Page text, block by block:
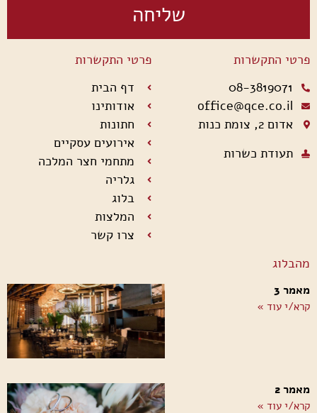
שליחה
פרטי התקשרות
08-3819071
office@qce.co.il
אדום 2, צומת כנות
תעודת כשרות
פרטי התקשרות
דף הבית
אודותינו
חתונות
אירועים עסקיים
מתחמי חצר המלכה
גלריה
בלוג
המלצות
צרו קשר
מהבלוג
מאמר 3
קרא/י עוד »
מאמר 2
קרא/י עוד »